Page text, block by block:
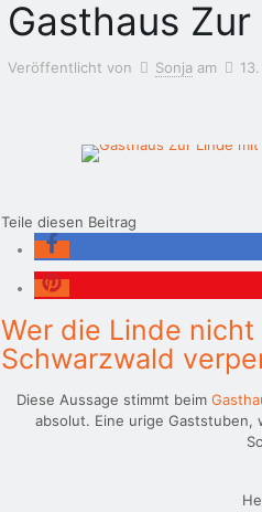
Gasthaus
Veröffentlicht von Sonja am
Teile diesen Beitrag
Wer die Linde
Schwarzwald
Diese Aussage stimmt beim
absolut. Eine urige